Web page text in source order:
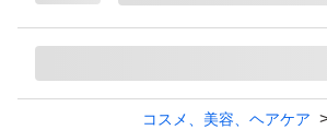
#ウォータープルーフ
コスメ、美容、ヘアケア